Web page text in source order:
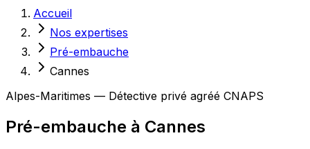
Accueil
Nos expertises
Pré-embauche
Cannes
Alpes-Maritimes — Détective privé agréé CNAPS
Pré-embauche à Cannes